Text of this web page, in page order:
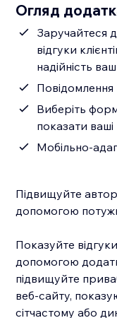
Огляд
Заручайтеся
відгуки
надійність
Повідомлення
Виберіть
показати ваші
Мобільно-
Підвищуйте
допомогою
Показуйте
допомогою
підвищуйте
веб-сайту,
сітчастому або